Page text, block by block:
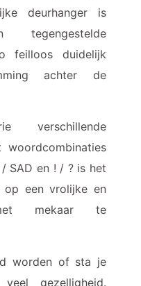
deurhanger is
feilloos duidelijk
achter de
verschillende
woordcombinaties
/ SAD en ! / ? is het
een vrolijke en
mekaar te
worden of sta je
gezelligheid.